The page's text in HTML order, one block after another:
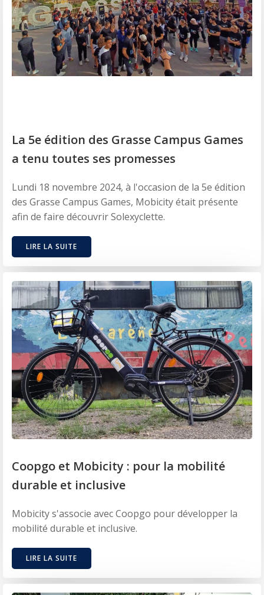
La 5e édition des Grasse Campus Games
a tenu toutes ses promesses
Lundi 18 novembre 2024, à l'occasion de la 5e édition
des Grasse Campus Games, Mobicity était présente
afin de faire découvrir Solexyclette.
LIRE LA SUITE
Coopgo et Mobicity : pour la mobilité
durable et inclusive
Mobicity s'associe avec Coopgo pour développer la
mobilité durable et inclusive.
LIRE LA SUITE